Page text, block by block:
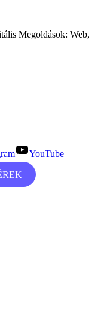
Megoldások: Web,
YouTube